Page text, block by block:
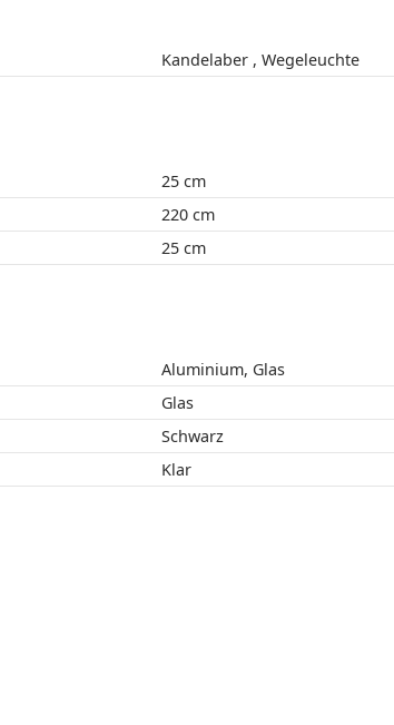
Kandelaber , Wegeleuchte
25 cm
220 cm
25 cm
Aluminium, Glas
Glas
Schwarz
Klar